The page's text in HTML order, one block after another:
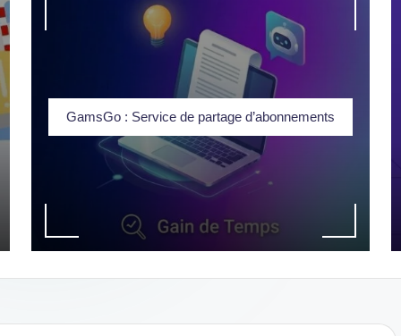
GamsGo : Service de partage d’abonnements